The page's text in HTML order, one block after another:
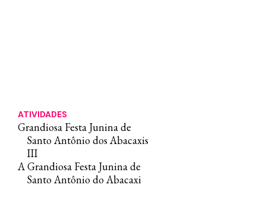
ATIVIDADES
Grandiosa Festa Junina de
Santo Antônio dos Abacaxis
III
A Grandiosa Festa Junina de
Santo Antônio do Abacaxi